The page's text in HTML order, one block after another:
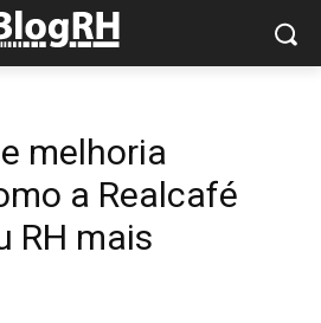
melhoria
a Realcafé
RH mais